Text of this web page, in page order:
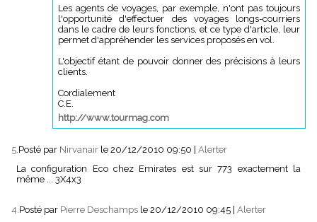
Les agents de voyages, par exemple, n'ont pas toujours
l'opportunité d'effectuer des voyages longs-courriers
dans le cadre de leurs fonctions, et ce type d'article, leur
permet d'appréhender les services proposés en vol.
L'objectif étant de pouvoir donner des précisions à leurs
clients.
Cordialement
C.E.
http://www.tourmag.com
5. Posté par Nirvanair le 20/12/2010 09:50
Alerter
La configuration Eco chez Emirates est sur 773 exactement la
même ... 3X4x3
4.Posté par Pierre Deschamps le 20/12/2010 09:45 Alerter